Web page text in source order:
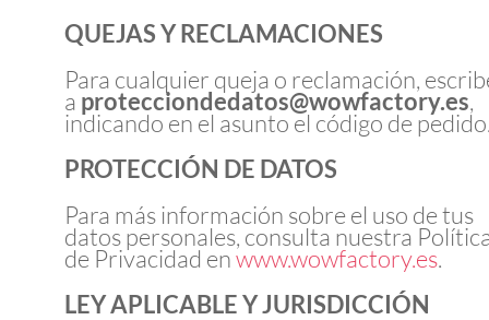
QUEJAS Y RECLAMACIONES
Para cualquier queja o reclamación,
a protecciondedatos@wowfactory.es,
indicando en el asunto el código de
PROTECCIÓN DE DATOS
Para más información sobre el uso de tus
datos personales, consulta nuestra
de Privacidad enwww.wowfactory.es.
LEY APLICABLE Y JURISDICCIÓN